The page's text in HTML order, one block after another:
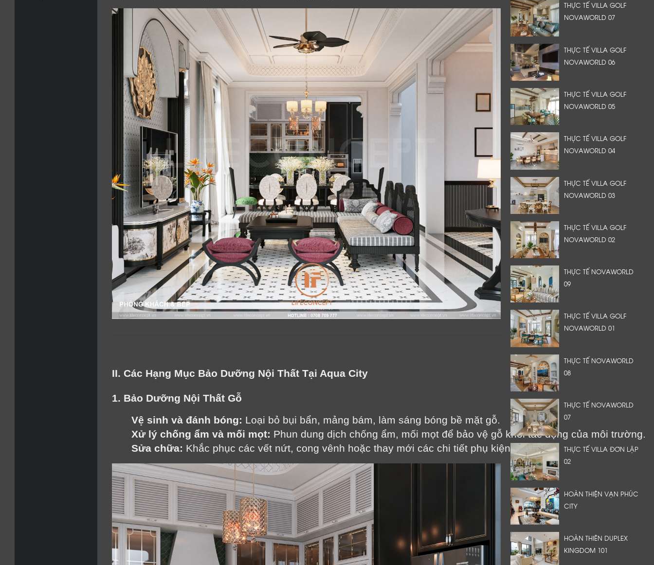
II. Các Hạng Mục Bảo Dưỡng Nội Thất Tại Aqua City
1. Bảo Dưỡng Nội Thất Gỗ
Vệ sinh và đánh bóng: Loại bỏ bụi bẩn, mảng bám, làm sáng bóng bề mặt gỗ.
Xử lý chống ẩm và mối mọt: Phun dung dịch chống ẩm, mối mọt để bảo vệ gỗ khỏi tác động của môi trường.
Sửa chữa: Khắc phục các vết nứt, cong vênh hoặc thay mới các chi tiết phụ kiện.
THỰC TẾ VILLA GOLF
NOVAWORLD 07
THỰC TẾ VILLA GOLF
NOVAWORLD 06
THỰC TẾ VILLA GOLF
NOVAWORLD 05
THỰC TẾ VILLA GOLF
NOVAWORLD 04
THỰC TẾ VILLA GOLF
NOVAWORLD 03
THỰC TẾ VILLA GOLF
NOVAWORLD 02
THỰC TẾ NOVAWORLD
09
THỰC TẾ VILLA GOLF
NOVAWORLD 01
THỰC TẾ NOVAWORLD
08
THỰC TẾ NOVAWORLD
07
THỰC TẾ VILLA ĐƠN LẬP
02
HOÀN THIỆN VẠN PHÚC
CITY
HOÀN THIÊN DUPLEX
KINGDOM 101